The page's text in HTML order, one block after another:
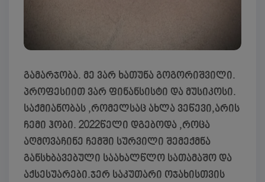
გამარჯობა. მე ვარ ხათუნა გოგორიშვილი.
პროფესიით ვარ ფინანსისტი და მუსიკოსი.
საქმიანობას ,რომელსაც ახლა ვეწევი,არის
ჩემი ჰობი. 2022წელი დგებოდა ,როცა
აღმოვაჩინე ჩემში სურვილი შემექმნა
განსხბავებული საახალწლო სათამაშო და
აქსესუარები.ჯერ საკუთარი ოჯახისთვის